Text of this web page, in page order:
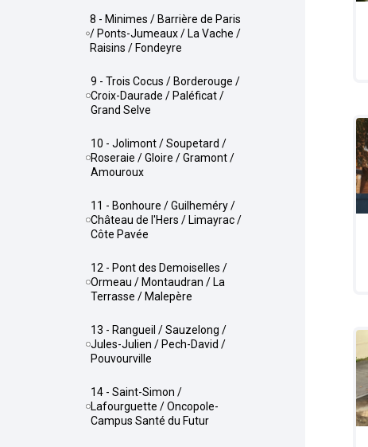
8 - Minimes / Barrière de Paris
/ Ponts-Jumeaux / La Vache /
Raisins / Fondeyre
9 - Trois Cocus / Borderouge /
Croix-Daurade / Paléficat /
Grand Selve
10 - Jolimont / Soupetard /
Roseraie / Gloire / Gramont /
Amouroux
11 - Bonhoure / Guilheméry /
Château de l'Hers / Limayrac /
Côte Pavée
12 - Pont des Demoiselles /
Ormeau / Montaudran / La
Terrasse / Malepère
13 - Rangueil / Sauzelong /
Jules-Julien / Pech-David /
Pouvourville
14 - Saint-Simon /
Lafourguette / Oncopole-
Campus Santé du Futur